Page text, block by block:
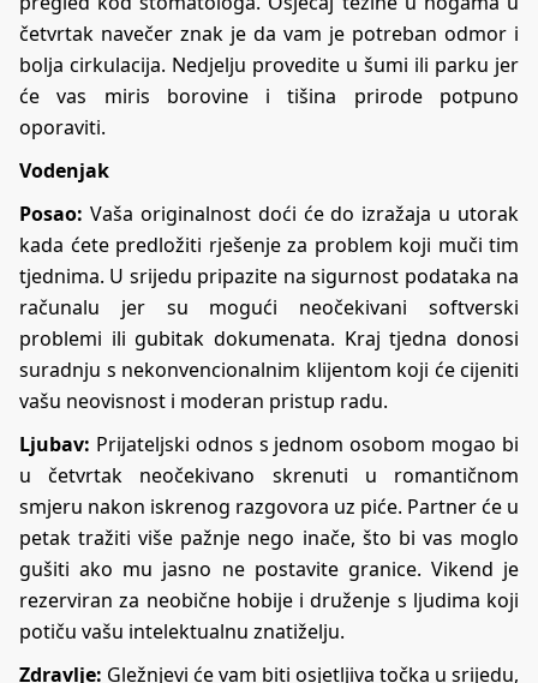
četvrtak navečer znak je da vam je potreban odmor i
bolja cirkulacija. Nedjelju provedite u šumi ili parku jer
će vas miris borovine i tišina prirode potpuno
oporaviti.
Vodenjak
Posao: Vaša originalnost doći će do izražaja u utorak
kada ćete predložiti rješenje za problem koji muči tim
tjednima. U srijedu pripazite na sigurnost podataka na
računalu jer su mogući neočekivani softverski
problemi ili gubitak dokumenata. Kraj tjedna donosi
suradnju s nekonvencionalnim klijentom koji će cijeniti
vašu neovisnost i moderan pristup radu.
Ljubav: Prijateljski odnos s jednom osobom mogao bi
u četvrtak neočekivano skrenuti u romantičnom
smjeru nakon iskrenog razgovora uz piće. Partner će u
petak tražiti više pažnje nego inače, što bi vas moglo
gušiti ako mu jasno ne postavite granice. Vikend je
rezerviran za neobične hobije i druženje s ljudima koji
potiču vašu intelektualnu znatiželju.
Zdravlje: Gležnjevi će vam biti osjetljiva točka u srijedu,